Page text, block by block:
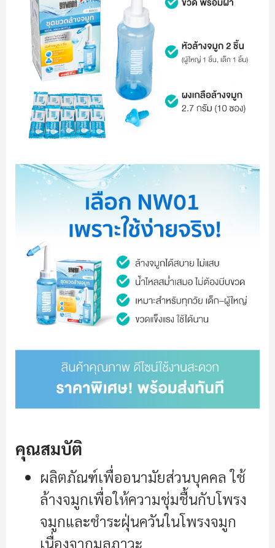
คุณสมบัติ
ผลิตภัณฑ์เพื่ออนามัยส่วนบุคคล ใช้
ล้างจมูกเพื่อให้ความชุ่มชื้นกับโพรง
จมูกและชำระฝุ่นควันในโพรงจมูก
เนื่องจากมลภาวะ